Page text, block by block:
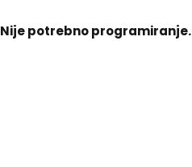
Nije potrebno programiranje.